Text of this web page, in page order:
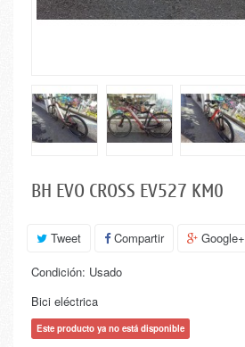
BH EVO CROSS EV527 KM0
Tweet Compartir Google+
Condición: Usado
Bici eléctrica
Este producto ya no está disponible